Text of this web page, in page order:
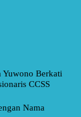
Yuwono Berkati
CCSS
Nama